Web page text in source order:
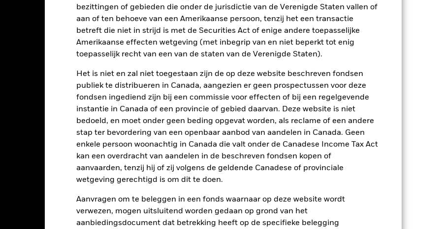
bezittingen of gebieden die onder de jurisdictie van de Verenigde Staten vallen of
aan of ten behoeve van een Amerikaanse persoon, tenzij het een transactie
betreft die niet in strijd is met de Securities Act of enige andere toepasselijke
Amerikaanse effecten wetgeving (met inbegrip van en niet beperkt tot enig
toepasselijk recht van een van de staten van de Verenigde Staten).
Het is niet en zal niet toegestaan zijn de op deze website beschreven fondsen
publiek te distribueren in Canada, aangezien er geen prospectussen voor deze
fondsen ingediend zijn bij een commissie voor effecten of bij een regelgevende
instantie in Canada of een provincie of gebied daarvan. Deze website is niet
bedoeld, en moet onder geen beding opgevat worden, als reclame of een andere
stap ter bevordering van een openbaar aanbod van aandelen in Canada. Geen
enkele persoon woonachtig in Canada die valt onder de Canadese Income Tax Act
kan een overdracht van aandelen in de beschreven fondsen kopen of
aanvaarden, tenzij hij of zij volgens de geldende Canadese of provinciale
wetgeving gerechtigd is om dit te doen.
Aanvragen om te beleggen in een fonds waarnaar op deze website wordt
verwezen, mogen uitsluitend worden gedaan op grond van het
aanbiedingsdocument dat betrekking heeft op de specifieke belegging
prestaties worden weergegeven op basis van de netto-inventariswaarde (NIW), waarbij de bruto-inkomsten,
van toepassing, worden herbelegd. Het rendement van uw belegging kan stijgen of dalen als gevolg
valutaschommelingen als uw belegging wordt gedaan in een andere valuta dan die gebruikt in de
Belangrijkste Risico's
en/of in de wanbetalingsquote van emittenten hebben een aanzienlijk invloed op de prestaties van
verlagingen van de kredietrating kunnen het risiconiveau verhogen.Opkomende markten zijn
in of transfers van activa, de laattijdige of niet-uitgevoerde levering van effecten of betalingen aan
Het beleggingsrisico is geconcentreerd in specifieke sectoren, landen, valuta's of bedrijven. Dit
kan worden beïnvloed door dagelijkse schommelingen op de aandelenmarkten. Tot de andere factoren
nieuws, bedrijfsresultaten en belangrijke gebeurtenissen in de bedrijven.
in vergelijking met een fonds zonder een dergelijke screening.
die diensten leveren zoals de bewaring van activa, of die optreden als tegenpartij voor afgeleide
beleggingen gemakkelijk aan te kopen of te verkopen.Er is geen garantie dat onzekerheden in de